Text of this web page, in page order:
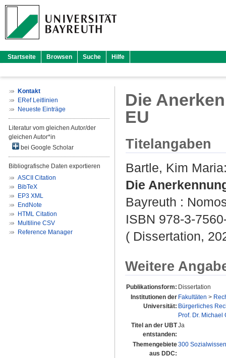
Startseite Browsen Suche Hilfe
Kontakt
ERef Leitlinien
Neueste Einträge
Literatur vom gleichen Autor/der
gleichen Autor*in
bei Google Scholar
Bibliografische Daten exportieren
ASCII Citation
BibTeX
EP3 XML
EndNote
HTML Citation
Multiline CSV
Reference Manager
Die
EU
Titelangaben
Bartle, Kim Maria
Die
Bayreuth :
ISBN 978-3-
( Dissertation,
Weitere
Publikationsform: Dissertation
Institutionen der
Universität:
Fakultäten >
Bürgerliches
Prof. Dr. Michael
Titel an der UBT
entstanden:
Ja
Themengebiete
aus DDC:
300